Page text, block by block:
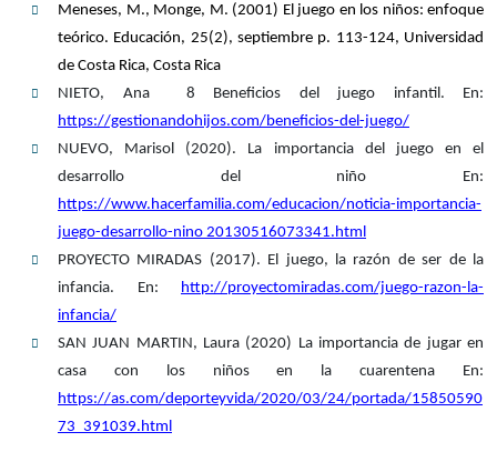
Meneses, M., Monge, M. (2001) El juego en los niños: enfoque
teórico. Educación, 25(2), septiembre p. 113-124, Universidad
de Costa Rica, Costa Rica
NIETO, Ana 8 Beneficios del juego infantil. En:
https://gestionandohijos.com/beneficios-del-juego/
NUEVO, Marisol (2020). La importancia del juego en el
desarrollo del niño En:
https://www.hacerfamilia.com/educacion/noticia-importancia-
juego-desarrollo-nino 20130516073341.html
PROYECTO MIRADAS (2017). El juego, la razón de ser de la
infancia. En:
http://proyectomiradas.com/juego-razon-la-
infancia/
SAN JUAN MARTIN, Laura (2020) La importancia de jugar en
casa con los niños en la cuarentena En:
https://as.com/deporteyvida/2020/03/24/portada/15850590
73_391039.html